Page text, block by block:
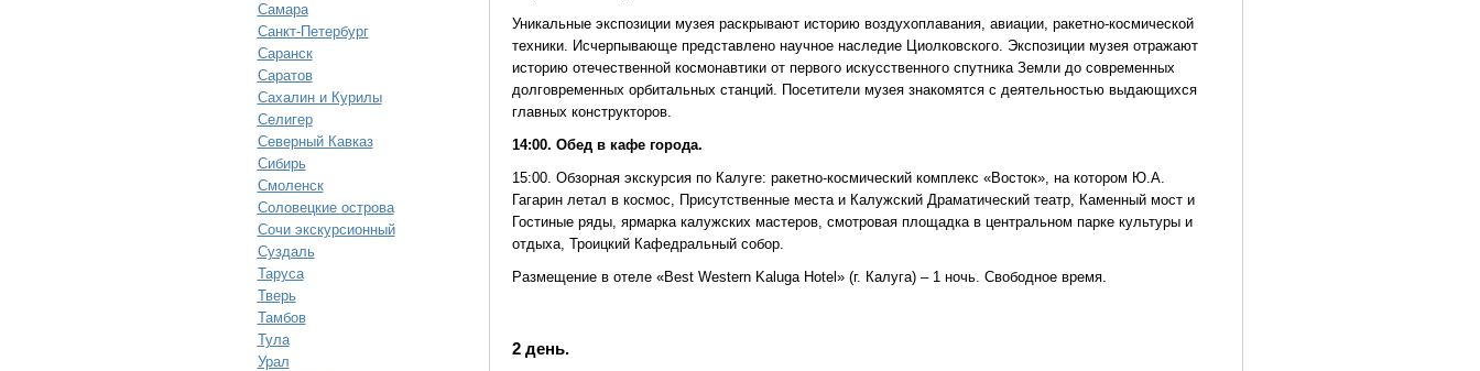
Самара
Санкт-Петербург
Саранск
Саратов
Сахалин и Курилы
Селигер
Северный Кавказ
Сибирь
Смоленск
Соловецкие острова
Сочи экскурсионный
Суздаль
Таруса
Тверь
Тамбов
Тула
Урал
Уникальные экспозиции музея раскрывают историю воздухоплавания, авиации, ракетно-космической
техники. Исчерпывающе представлено научное наследие Циолковского. Экспозиции музея отражают
историю отечественной космонавтики от первого искусственного спутника Земли до современных
долговременных орбитальных станций. Посетители музея знакомятся с деятельностью выдающихся
главных конструкторов.
14:00. Обед в кафе города.
15:00. Обзорная экскурсия по Калуге: ракетно-космический комплекс «Восток», на котором Ю.А.
Гагарин летал в космос, Присутственные места и Калужский Драматический театр, Каменный мост и
Гостиные ряды, ярмарка калужских мастеров, смотровая площадка в центральном парке культуры и
отдыха, Троицкий Кафедральный собор.
Размещение в отеле «Best Western Kaluga Hotel» (г. Калуга) – 1 ночь. Свободное время.
2 день.